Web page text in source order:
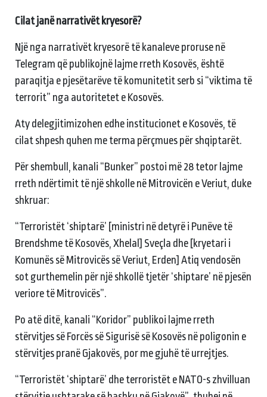
Cilat janë narrativët kryesorë?
Një nga narrativët kryesorë të kanaleve proruse në
Telegram që publikojnë lajme rreth Kosovës, është
paraqitja e pjesëtarëve të komunitetit serb si “viktima të
terrorit” nga autoritetet e Kosovës.
Aty delegjitimizohen edhe institucionet e Kosovës, të
cilat shpesh quhen me terma përçmues për shqiptarët.
Për shembull, kanali “Bunker” postoi më 28 tetor lajme
rreth ndërtimit të një shkolle në Mitrovicën e Veriut, duke
shkruar:
“Terroristët ‘shiptarë’ [ministri në detyrë i Punëve të
Brendshme të Kosovës, Xhelal] Sveçla dhe [kryetari i
Komunës së Mitrovicës së Veriut, Erden] Atiq vendosën
sot gurthemelin për një shkollë tjetër ‘shiptare’ në pjesën
veriore të Mitrovicës”.
Po atë ditë, kanali “Koridor” publikoi lajme rreth
stërvitjes së Forcës së Sigurisë së Kosovës në poligonin e
stërvitjes pranë Gjakovës, por me gjuhë të urrejtjes.
“Terroristët ‘shiptarë’ dhe terroristët e NATO-s zhvilluan